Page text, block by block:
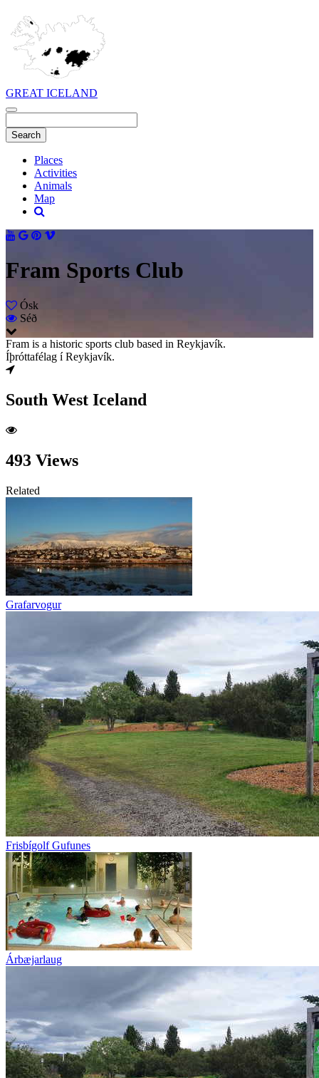
GREAT ICELAND
Places
Activities
Animals
Map
Fram Sports Club
Ósk
Séð
Fram is a historic sports club based in Reykjavík.
Íþróttafélag í Reykjavík.
South West Iceland
493 Views
Related
Grafarvogur
Frisbígolf Gufunes
Árbæjarlaug